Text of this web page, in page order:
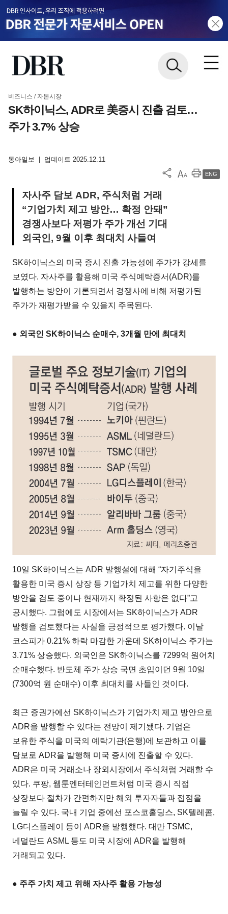
비즈니스 / 자본시장
SK하이닉스, ADR로 美증시 진출 검토…
주가 3.7% 상승
동아일보 업데이트 2025.12.11
ENG
자사주 담보 ADR, 주식처럼 거래
“기업가치 제고 방안… 확정 안돼”
경쟁사보다 저평가 주가 개선 기대
외국인, 9월 이후 최대치 사들여
SK하이닉스의 미국 증시 진출 가능성에 주가가 강세를
보였다. 자사주를 활용해 미국 주식예탁증서(ADR)를
발행하는 방안이 거론되면서 경쟁사에 비해 저평가된
주가가 재평가받을 수 있을지 주목된다.
● 외국인 SK하이닉스 순매수, 3개월 만에 최대치
10일 SK하이닉스는 ADR 발행설에 대해 “자기주식을
활용한 미국 증시 상장 등 기업가치 제고를 위한 다양한
방안을 검토 중이나 현재까지 확정된 사항은 없다”고
공시했다. 그럼에도 시장에서는 SK하이닉스가 ADR
발행을 검토했다는 사실을 긍정적으로 평가했다. 이날
코스피가 0.21% 하락 마감한 가운데 SK하이닉스 주가는
3.71% 상승했다. 외국인은 SK하이닉스를 7299억 원어치
순매수했다. 반도체 주가 상승 국면 초입이던 9월 10일
(7300억 원 순매수) 이후 최대치를 사들인 것이다.
최근 증권가에선 SK하이닉스가 기업가치 제고 방안으로
ADR을 발행할 수 있다는 전망이 제기됐다. 기업은
보유한 주식을 미국의 예탁기관(은행)에 보관하고 이를
담보로 ADR을 발행해 미국 증시에 진출할 수 있다.
ADR은 미국 거래소나 장외시장에서 주식처럼 거래할 수
있다. 쿠팡, 웹툰엔터테인먼트처럼 미국 증시 직접
상장보다 절차가 간편하지만 해외 투자자들과 접점을
늘릴 수 있다. 국내 기업 중에선 포스코홀딩스, SK텔레콤,
LG디스플레이 등이 ADR을 발행했다. 대만 TSMC,
네덜란드 ASML 등도 미국 시장에 ADR을 발행해
거래되고 있다.
● 주주 가치 제고 위해 자사주 활용 가능성